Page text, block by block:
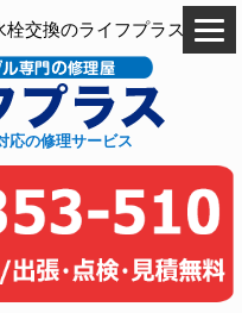
交換のライフプラス
応の修理サービス